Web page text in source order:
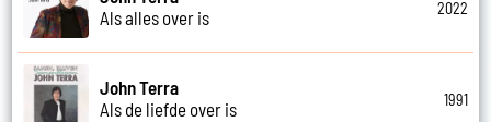
Als alles over is
2022
John Terra
Als de liefde over is
1991